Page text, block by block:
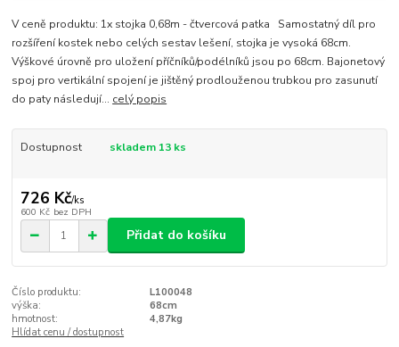
V ceně produktu: 1x stojka 0,68m - čtvercová patka Samostatný díl pro
rozšíření kostek nebo celých sestav lešení, stojka je vysoká 68cm.
Výškové úrovně pro uložení příčníků/podélníků jsou po 68cm. Bajonetový
spoj pro vertikální spojení je jištěný prodlouženou trubkou pro zasunutí
do paty následují... celý popis
Dostupnost skladem 13 ks
726 Kč/ks
600 Kč bez DPH
Přidat do košíku
Číslo produktu:
L100048
výška:
68cm
hmotnost:
4,87kg
Hlídat cenu / dostupnost